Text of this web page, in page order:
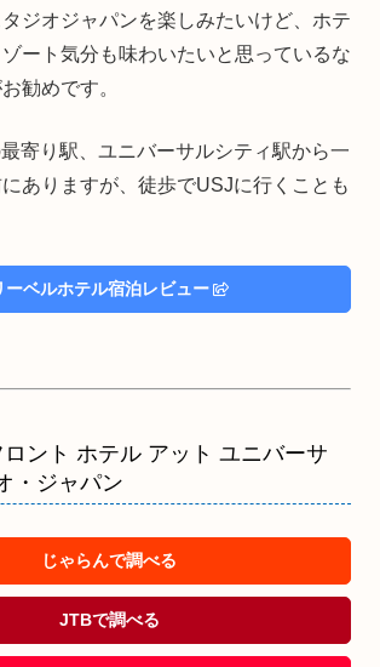
ジオジャパンを楽しみたいけど、ホテ
ート気分も味わいたいと思っているな
勧めです。
寄り駅、ユニバーサルシティ駅から一
ありますが、徒歩でUSJに行くことも
ーベルホテル宿泊レビュー
ント ホテル アット ユニバーサ
・ジャパン
じゃらんで調べる
JTBで調べる